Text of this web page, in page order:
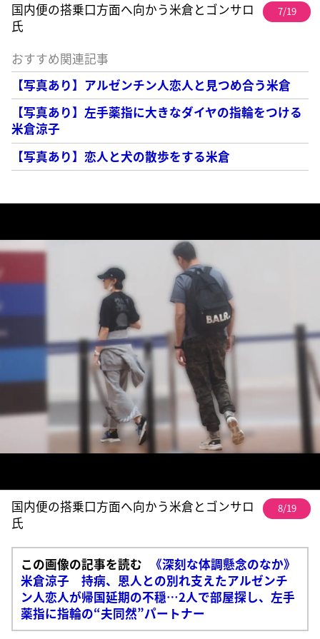
国内便の搭乗口方面へ向かう米倉とゴンサロ
氏
7/19
おすすめ関連記事
【写真あり】アルゼンチン人恋人と見つめ合う米倉
【写真あり】左手薬指に大きなダイヤの指輪をつける
米倉涼子
【写真あり】恋人と犬の散歩をする米倉
国内便の搭乗口方面へ向かう米倉とゴンサロ
氏
8/19
この画像の記事を読む
《深刻な体調懸念のなか》
米倉涼子 持病、恩人との別れ支えたアルゼンチ
ン人恋人が帰国延期の不穏…2人で部屋探し、左手
薬指に指輪の“夫同然”パートナー